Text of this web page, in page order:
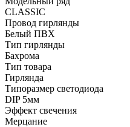
CLASSIC
Провод гирлянды
Белый ПВХ
Тип гирлянды
Бахрома
Тип товара
Гирлянда
Типоразмер светодиода
DIP 5мм
Эффект свечения
Мерцание